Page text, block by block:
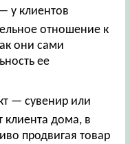
у клиентов
отношение к
они сами
ее
— сувенир или
клиента дома, в
продвигая товар